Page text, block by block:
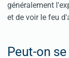
généralement
et de voir le feu
Peut-on